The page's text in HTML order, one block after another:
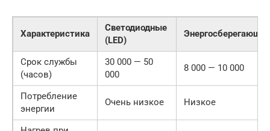
Характеристика
Светодиодные
(LED)
Срок службы
(часов)
30 000 — 50
000
8 000 — 10 000
Потребление
энергии
Очень низкое Низкое